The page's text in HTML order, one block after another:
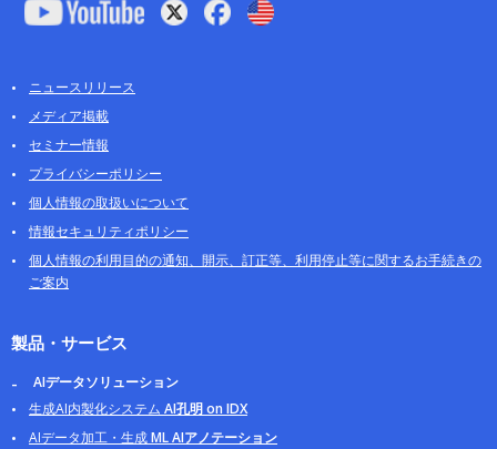
ニュースリリース
メディア掲載
セミナー情報
プライバシーポリシー
個人情報の取扱いについて
情報セキュリティポリシー
個人情報の利用目的の通知、開示、訂正等、利用停止等に関するお手続きの
ご案内
製品・サービス
AIデータソリューション
生成AI内製化システム AI孔明 on IDX
AIデータ加工・生成ML AIアノテーション